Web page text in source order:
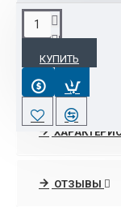
КУПИТЬ
ОПИСАНИЕ
Персональный
секретности
механический,
степлерные
или для
ОТЗЫВЫ